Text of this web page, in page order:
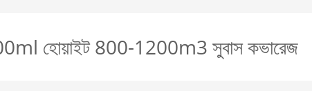
হোয়াইট 800-1200m3 সুবাস কভারেজ